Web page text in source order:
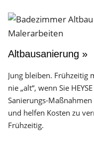
Altbausanierung »
Jung bleiben.
nie „alt“, wenn Sie
Sanierungs-
und helfen Kosten zu
Frühzeitig.